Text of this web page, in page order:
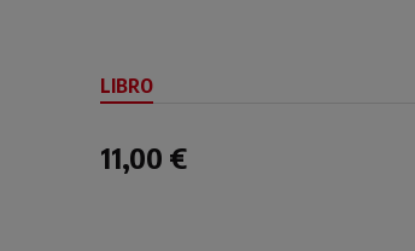
LIBRO
11,00 €